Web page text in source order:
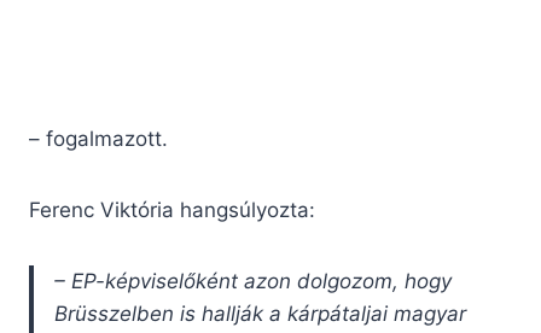
– fogalmazott.
Ferenc Viktória hangsúlyozta:
– EP-képviselőként azon dolgozom, hogy
Brüsszelben is hallják a kárpátaljai magyar